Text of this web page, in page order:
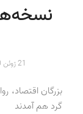
21 ژوئن 2014 0
بزرگان اقتصاد،
گرد هم آمدند